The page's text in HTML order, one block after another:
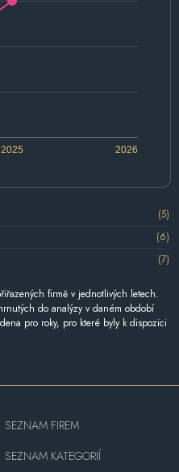
2026
2025
(5)
(6)
(7)
firmě v jednotlivých letech.
do analýzy v daném období
pro roky, pro které byly k dispozici
SEZNAM FIREM
SEZNAM KATEGORIÍ